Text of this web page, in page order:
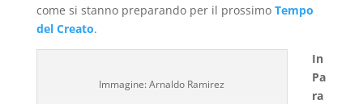
come si stanno preparando per il prossimo Tempo
del Creato.
Immagine: Arnaldo Ramirez
In
Pa
ra